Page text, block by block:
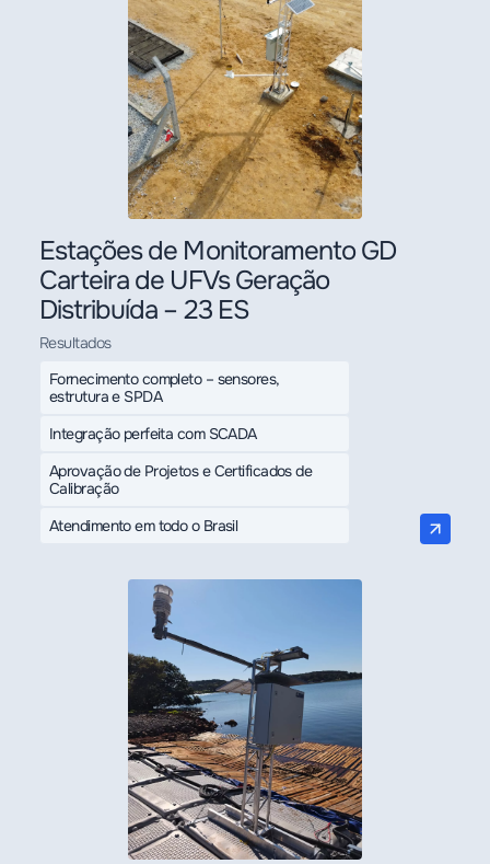
Estações de Monitoramento GD
Carteira de UFVs Geração
Distribuída – 23 ES
Resultados
Fornecimento completo – sensores,
estrutura e SPDA
Integração perfeita com SCADA
Aprovação de Projetos e Certificados de
Calibração
Atendimento em todo o Brasil